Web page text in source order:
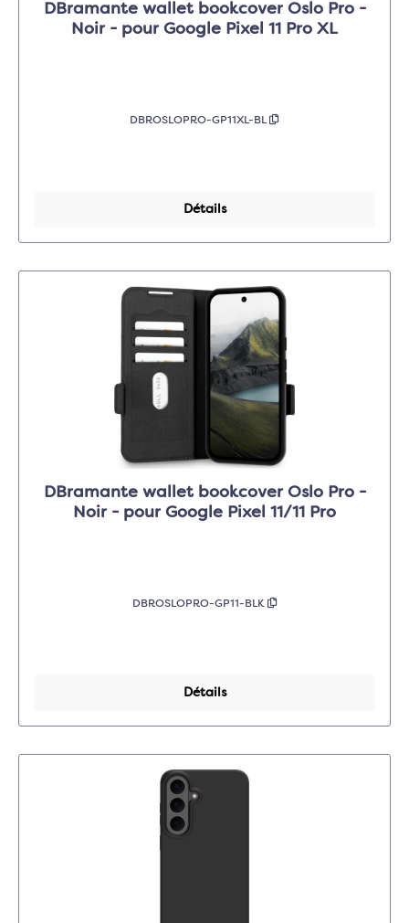
DBramante wallet bookcover Oslo Pro -
Noir - pour Google Pixel 11 Pro XL
DBROSLOPRO-GP11XL-BL
Détails
DBramante wallet bookcover Oslo Pro -
Noir - pour Google Pixel 11/11 Pro
DBROSLOPRO-GP11-BLK
Détails